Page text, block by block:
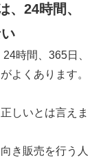
、24時間、
時間、365日、
よくあります。
しいとは言えま
き販売を行う人